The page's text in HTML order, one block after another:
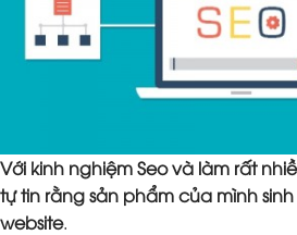
Với kinh nghiệm Seo và làm rất
tự tin rằng sản phẩm của mình
website.